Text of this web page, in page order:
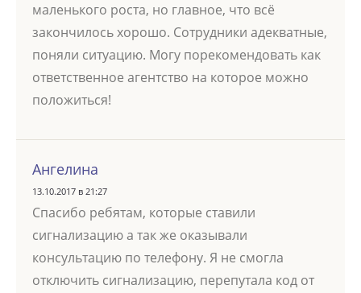
маленького роста, но главное, что всё
закончилось хорошо. Сотрудники адекватные,
поняли ситуацию. Могу порекомендовать как
ответственное агентство на которое можно
положиться!
Ангелина
13.10.2017 в 21:27
Спасибо ребятам, которые ставили
сигнализацию а так же оказывали
консультацию по телефону. Я не смогла
отключить сигнализацию, перепутала код от